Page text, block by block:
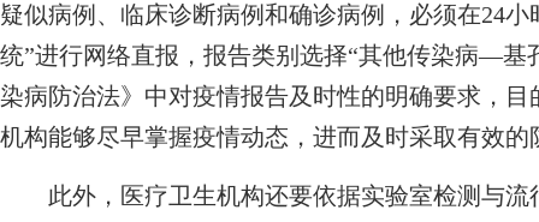
疑似病例、临床诊断病例和确诊病例，必须在24
统”进行网络直报，报告类别选择“其他传染病—基
染病防治法》中对疫情报告及时性的明确要求，
机构能够尽早掌握疫情动态，进而及时采取有效的
此外，医疗卫生机构还要依据实验室检测与流